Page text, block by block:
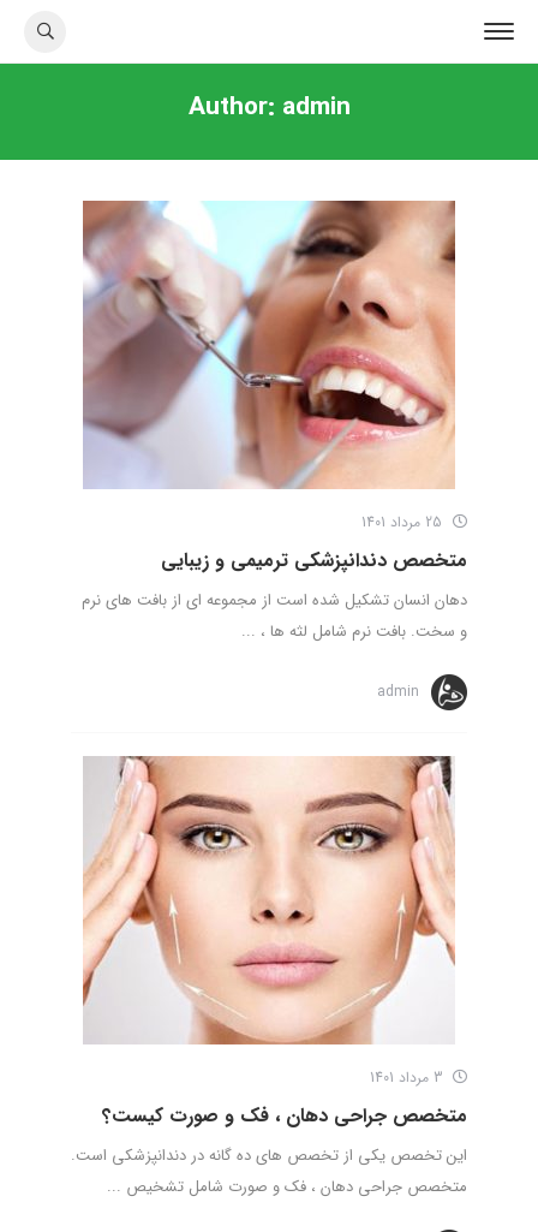
Author: admin
متخصص دندانپزشکی ترمیمی و زیبایی
دهان انسان تشکیل شده است از مجموعه ای از بافت های نرم
و سخت. بافت نرم شامل لثه ها ، ...
admin
متخصص جراحی دهان ، فک و صورت کیست؟
این تخصص یکی از تخصص های ده گانه در دندانپزشکی است.
متخصص جراحی دهان ، فک و صورت شامل تشخیص ...